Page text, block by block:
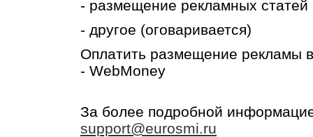
- размещение рекламных статей
- другое (оговаривается)
Оплатить размещение рекламы
- WebMoney
За более подробной
support@eurosmi.ru